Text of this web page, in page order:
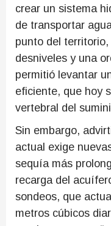
crear un sistema
de transportar
punto del
desniveles y una
permitió levantar
eficiente, que hoy
vertebral del
Sin embargo,
actual exige
sequía más
recarga del
sondeos, que
metros cúbicos